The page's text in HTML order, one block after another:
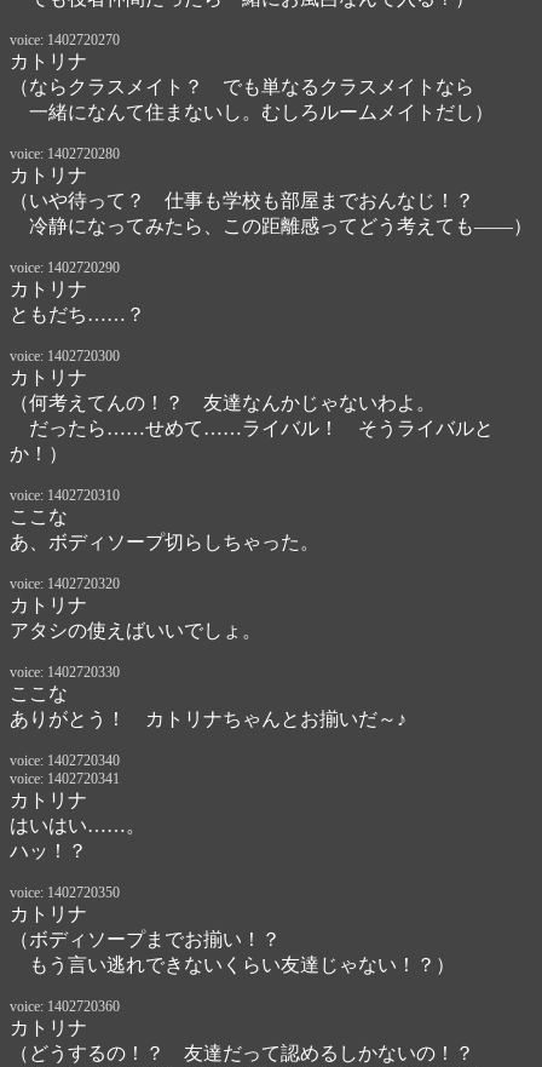
voice: 1402720270
カトリナ
（ならクラスメイト？　でも単なるクラスメイトなら
一緒になんて住まないし。むしろルームメイトだし）
voice: 1402720280
カトリナ
（いや待って？　仕事も学校も部屋までおんなじ！？
冷静になってみたら、この距離感ってどう考えても――）
voice: 1402720290
カトリナ
ともだち……？
voice: 1402720300
カトリナ
（何考えてんの！？　友達なんかじゃないわよ。
だったら……せめて……ライバル！　そうライバルと
か！）
voice: 1402720310
ここな
あ、ボディソープ切らしちゃった。
voice: 1402720320
カトリナ
アタシの使えばいいでしょ。
voice: 1402720330
ここな
ありがとう！　カトリナちゃんとお揃いだ～♪
voice: 1402720340
voice: 1402720341
カトリナ
はいはい……。
ハッ！？
voice: 1402720350
カトリナ
（ボディソープまでお揃い！？
もう言い逃れできないくらい友達じゃない！？）
voice: 1402720360
カトリナ
（どうするの！？　友達だって認めるしかないの！？